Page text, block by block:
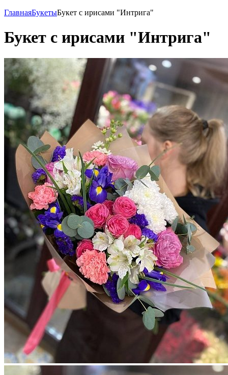
ГлавнаяБукетыБукет с ирисами "Интрига"
Букет с ирисами "Интрига"